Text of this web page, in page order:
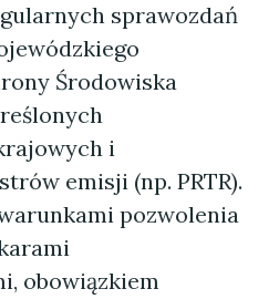
sprawozdań
Środowiska
i
emisji (np. PRTR).
pozwolenia
obowiązkiem